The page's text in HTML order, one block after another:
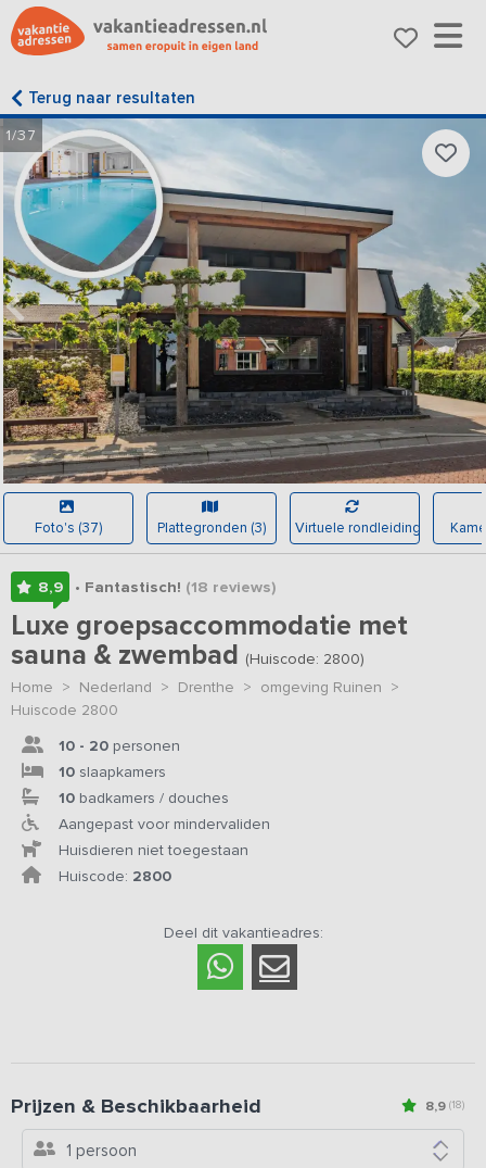
Terug naar resultaten
1/37
Foto's (37) Plattegronden (3) Virtuele rondleiding
8,9 • Fantastisch! (18 reviews)
Luxe groepsaccommodatie met
sauna & zwembad (Huiscode: 2800)
Home > Nederland > Drenthe > omgeving Ruinen >
Huiscode 2800
10 - 20 personen
10 slaapkamers
10 badkamers / douches
Aangepast voor mindervaliden
Huisdieren niet toegestaan
Huiscode: 2800
Deel dit vakantieadres:
8,9 (18)
Prijzen & Beschikbaarheid
1 persoon